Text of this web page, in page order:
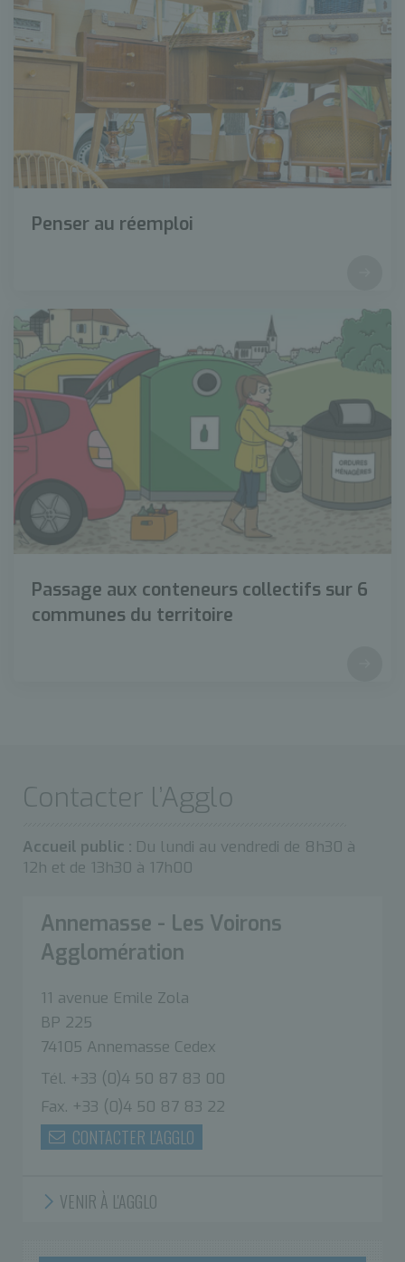
Penser au réemploi
Passage aux conteneurs collectifs sur 6
communes du territoire
Contacter l’Agglo
Accueil public : Du lundi au vendredi de 8h30 à
12h et de 13h30 à 17h00
Annemasse - Les Voirons
Agglomération
11 avenue Emile Zola
BP 225
74105 Annemasse Cedex
Tél. +33 (0)4 50 87 83 00
Fax. +33 (0)4 50 87 83 22
CONTACTER L'AGGLO
VENIR À L'AGGLO